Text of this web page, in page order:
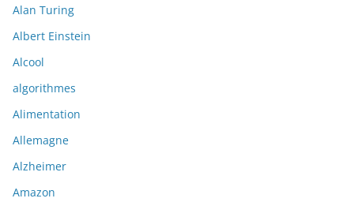
Alan Turing
Albert Einstein
Alcool
algorithmes
Alimentation
Allemagne
Alzheimer
Amazon